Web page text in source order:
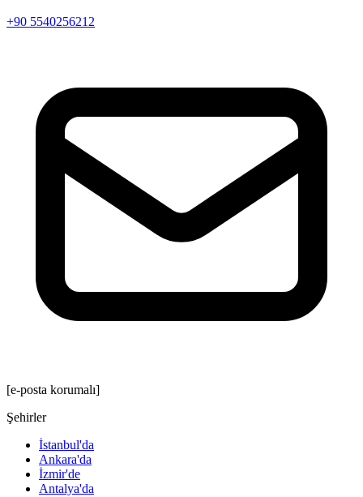
+90 5540256212
[e-posta korumalı]
Şehirler
İstanbul'da
Ankara'da
İzmir'de
Antalya'da